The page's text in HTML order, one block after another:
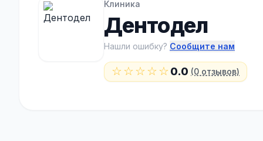
Клиника
Дентодел
Нашли ошибку? Сообщите нам
☆☆☆☆☆0.0 (0 отзывов)